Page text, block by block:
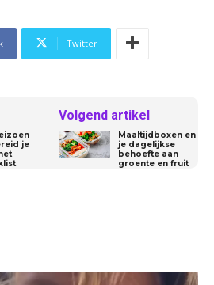
Twitter
je
Volgend artikel
Maaltijdboxen en
je dagelijkse
behoefte aan
groente en fruit